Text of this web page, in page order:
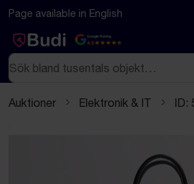
Hoppa till innehåll
Textbaserad (markdown) version av
Page available in English
Google Rating
4.5
Sök
Auktioner Elektronik & IT ID: